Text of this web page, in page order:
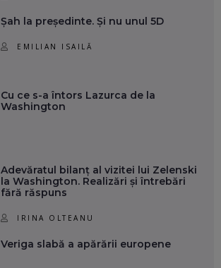
Șah la președinte. Și nu unul 5D
EMILIAN ISAILĂ
Cu ce s-a întors Lazurca de la
Washington
Adevăratul bilanț al vizitei lui Zelenski
la Washington. Realizări și întrebări
fără răspuns
IRINA OLTEANU
Veriga slabă a apărării europene